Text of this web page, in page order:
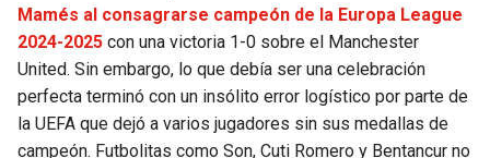
TITANS
COWBOYS
WARRIORS
CLIPPERS
Mamés al consagrarse campeón de la Europa League
2024-2025 con una victoria 1-0 sobre el Manchester
United. Sin embargo, lo que debía ser una celebración
perfecta terminó con un insólito error logístico por parte de
la UEFA que dejó a varios jugadores sin sus medallas de
campeón. Futbolitas como Son, Cuti Romero y Bentancur no